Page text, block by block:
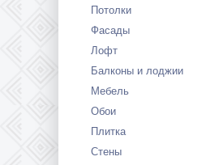
Потолки
Фасады
Лофт
Балконы и лоджии
Мебель
Обои
Плитка
Стены